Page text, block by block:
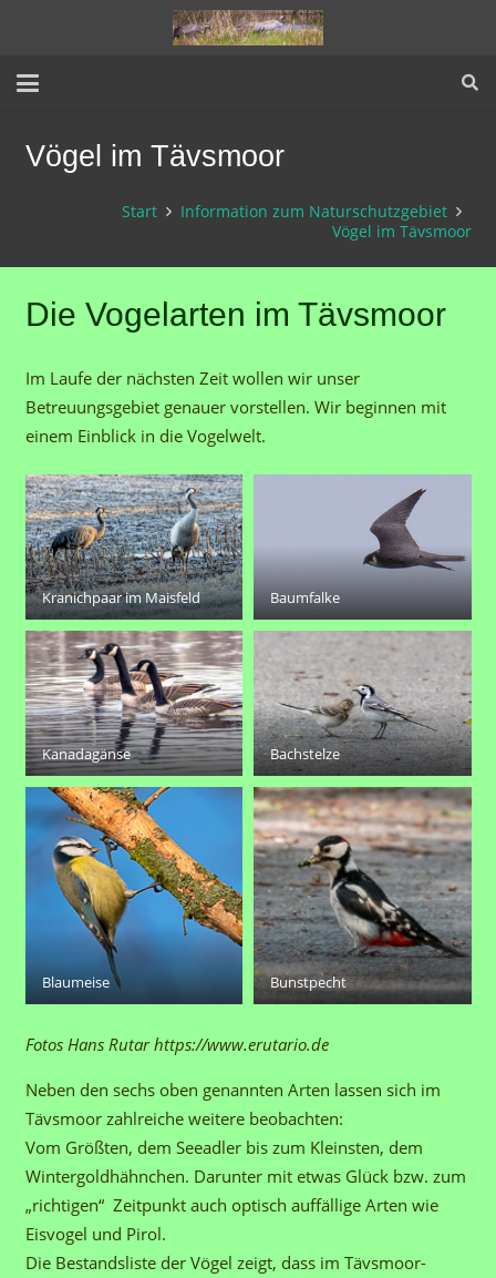
Vögel im Tävsmoor
Start
Information zum Naturschutzgebiet
Vögel im Tävsmoor
Die Vogelarten im Tävsmoor
Im Laufe der nächsten Zeit wollen wir unser
Betreuungsgebiet genauer vorstellen. Wir beginnen mit
einem Einblick in die Vogelwelt.
Kranichpaar im Maisfeld Baumfalke
Kanadagänse Bachstelze
Blaumeise Bunstpecht
Fotos Hans Rutar https://www.erutario.de
Neben den sechs oben genannten Arten lassen sich im
Tävsmoor zahlreiche weitere beobachten:
Vom Größten, dem Seeadler bis zum Kleinsten, dem
Wintergoldhähnchen. Darunter mit etwas Glück bzw. zum
„richtigen“ Zeitpunkt auch optisch auffällige Arten wie
Eisvogel und Pirol.
Die Bestandsliste der Vögel zeigt, dass im Tävsmoor-